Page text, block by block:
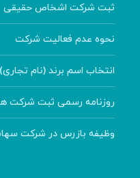
ثبت شرکت اشخاص حقیقی
نحوه عدم فعالیت شرکت
انتخاب اسم برند (نام
روزنامه رسمی ثبت شرکت
وظیفه بازرس در شرکت